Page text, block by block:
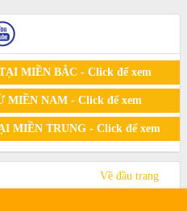
MIỀN BẮC - Click để xem
MIỀN NAM - Click để xem
MIỀN TRUNG - Click để xem
Về đầu trang
by sieuthibepdientu